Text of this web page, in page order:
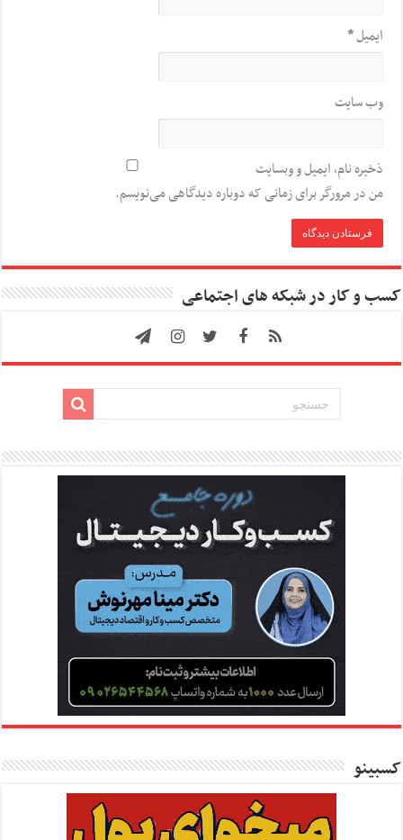
ایمیل*
وب‌ سایت
ذخیره نام، ایمیل و وبسایت
من در مرورگر برای زمانی که دوباره دیدگاهی می‌نویسم.
کسب و کار در شبکه های اجتماعی
کسبینو